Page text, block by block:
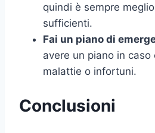
quindi è sempre
sufficienti.
Fai un piano di
avere un piano in
malattie o infortuni.
Conclusioni